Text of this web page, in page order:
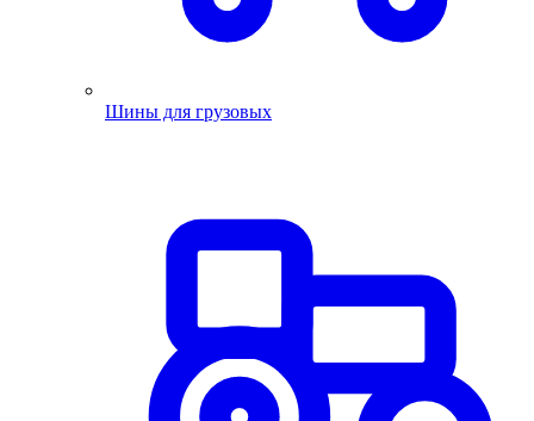
Шины для грузовых